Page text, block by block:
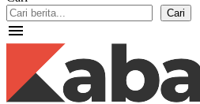
Cari
menu